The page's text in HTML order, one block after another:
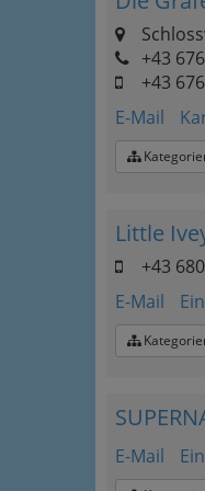
+43
+43
E-Mail
Little
+43
E-Mail
E-Mail